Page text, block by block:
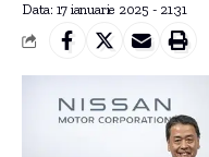
Data: 17 ianuarie 2025 - 21:31